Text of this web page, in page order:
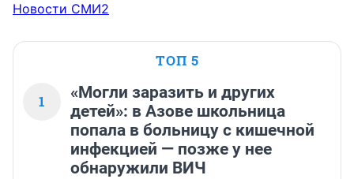
Новости СМИ2
ТОП 5
1
«Могли заразить и других
детей»: в Азове школьница
попала в больницу с кишечной
инфекцией — позже у нее
обнаружили ВИЧ